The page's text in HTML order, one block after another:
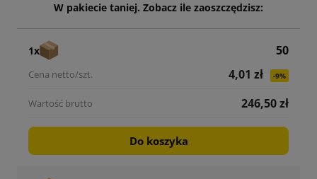
W pakiecie taniej. Zobacz ile zaoszczędzisz:
1x
50
4,01 zł
-9%
246,50 zł
Do koszyka